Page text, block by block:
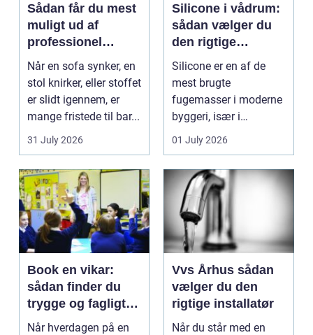
Sådan får du mest
muligt ud af
professionel
møbelpolstring
Når en sofa synker, en
stol knirker, eller stoffet
er slidt igennem, er
mange fristede til bar...
31 July 2026
Silicone i vådrum:
sådan vælger du
den rigtige
fugemasse
Silicone er en af de
mest brugte
fugemasser i moderne
byggeri, især i
badeværelser,
køkkener og andr...
01 July 2026
Book en vikar:
sådan finder du
trygge og fagligt
stærke løsninger
Når hverdagen på en
Vvs Århus sådan
vælger du den
rigtige installatør
Når du står med en